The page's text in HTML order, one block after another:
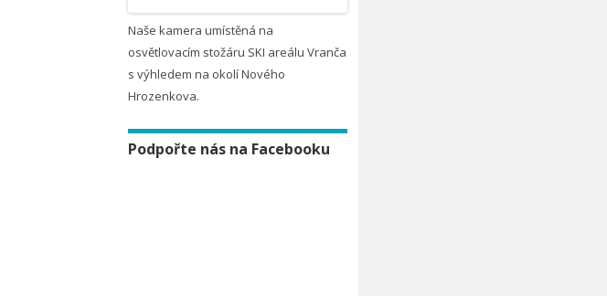
Naše kamera umístěná na
osvětlovacím stožáru SKI areálu Vranča
s výhledem na okolí Nového
Hrozenkova.
Podpořte nás na Facebooku